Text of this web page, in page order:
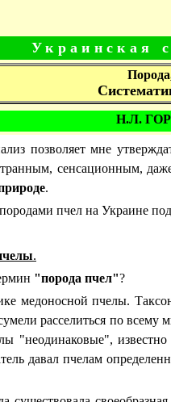
Украинская
Н.Л.
позволяет мне
сенсационным,
.
пчел на Украине
.
"порода пчел"?
медоносной пчелы.
расселиться по всему
"неодинаковые",
давал пчелам